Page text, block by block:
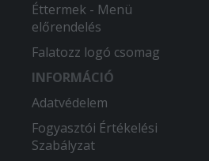
Éttermek - Menü
előrendelés
Falatozz logó csomag
INFORMÁCIÓ
Adatvédelem
Fogyasztói Értékelési
Szabályzat